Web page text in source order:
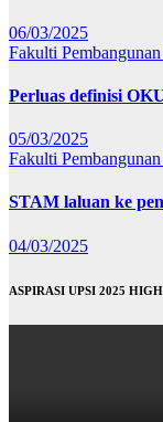
06/03/2025
Fakulti
Perluas definisi
05/03/2025
Fakulti
STAM laluan ke
04/03/2025
ASPIRASI UPSI 2025